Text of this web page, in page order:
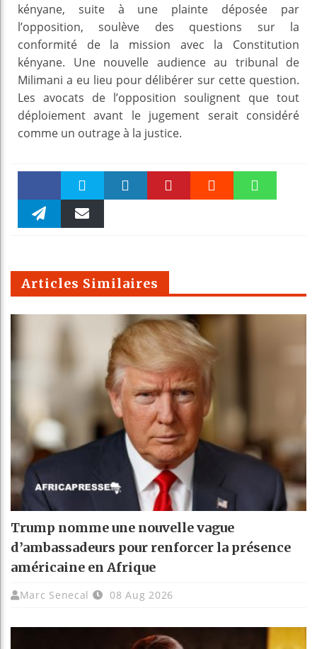
kényane, suite à une plainte déposée par
l’opposition, soulève des questions sur la
conformité de la mission avec la Constitution
kényane. Une nouvelle audience au tribunal de
Milimani a eu lieu pour délibérer sur cette question.
Les avocats de l’opposition soulignent que tout
déploiement avant le jugement serait considéré
comme un outrage à la justice.
Faceboo Twitter
m
Articles Similaires
Trump nomme une nouvelle vague
d’ambassadeurs pour renforcer la présence
américaine en Afrique
Marc Senecal 08 Aug 2026